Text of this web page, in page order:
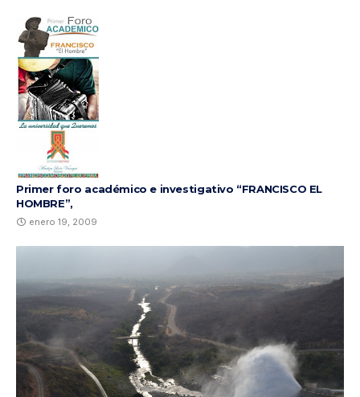
Primer foro académico e investigativo “FRANCISCO EL
HOMBRE”,
enero 19, 2009